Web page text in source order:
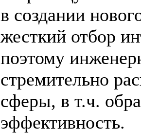
в создании
жесткий отбор
поэтому
стремительно
сферы, в т.ч.
эффективность.